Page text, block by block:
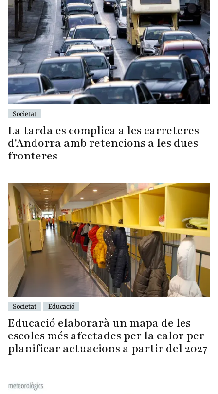
Societat
La tarda es complica a les carreteres
d'Andorra amb retencions a les dues
fronteres
Societat Educació
Educació elaborarà un mapa de les
escoles més afectades per la calor per
planificar actuacions a partir del 2027